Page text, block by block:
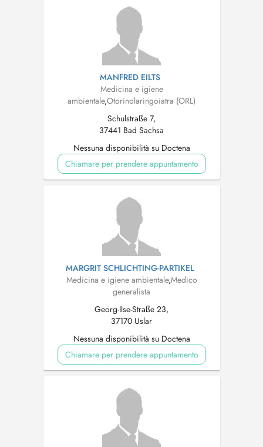
MANFRED EILTS
Medicina e igiene
ambientale,Otorinolaringoiatra (ORL)
Schulstraße 7,
37441 Bad Sachsa
Nessuna disponibilità su Doctena
Chiamare per prendere appuntamento
MARGRIT SCHLICHTING-PARTIKEL
Medicina e igiene ambientale,Medico
generalista
Georg-Ilse-Straße 23,
37170 Uslar
Nessuna disponibilità su Doctena
Chiamare per prendere appuntamento